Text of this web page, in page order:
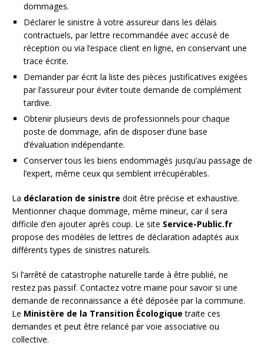
dommages.
Déclarer le sinistre à votre assureur dans les délais
contractuels, par lettre recommandée avec accusé de
réception ou via l’espace client en ligne, en conservant une
trace écrite.
Demander par écrit la liste des pièces justificatives exigées
par l’assureur pour éviter toute demande de complément
tardive.
Obtenir plusieurs devis de professionnels pour chaque
poste de dommage, afin de disposer d’une base
d’évaluation indépendante.
Conserver tous les biens endommagés jusqu’au passage de
l’expert, même ceux qui semblent irrécupérables.
La déclaration de sinistre doit être précise et exhaustive.
Mentionner chaque dommage, même mineur, car il sera
difficile d’en ajouter après coup. Le site Service-Public.fr
propose des modèles de lettres de déclaration adaptés aux
différents types de sinistres naturels.
Si l’arrêté de catastrophe naturelle tarde à être publié, ne
restez pas passif. Contactez votre mairie pour savoir si une
demande de reconnaissance a été déposée par la commune.
Le Ministère de la Transition Écologique traite ces
demandes et peut être relancé par voie associative ou
collective.